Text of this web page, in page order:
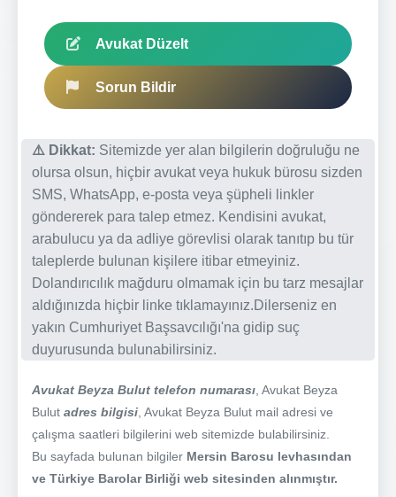
Avukat Düzelt
Sorun Bildir
⚠️ Dikkat: Sitemizde yer alan bilgilerin doğruluğu ne
olursa olsun, hiçbir avukat veya hukuk bürosu sizden
SMS, WhatsApp, e-posta veya şüpheli linkler
göndererek para talep etmez. Kendisini avukat,
arabulucu ya da adliye görevlisi olarak tanıtıp bu tür
taleplerde bulunan kişilere itibar etmeyiniz.
Dolandırıcılık mağduru olmamak için bu tarz mesajlar
aldığınızda hiçbir linke tıklamayınız.Dilerseniz en
yakın Cumhuriyet Başsavcılığı'na gidip suç
duyurusunda bulunabilirsiniz.
Avukat Beyza Bulut telefon numarası , Avukat Beyza
Bulut adres bilgisi , Avukat Beyza Bulut mail adresi ve
çalışma saatleri bilgilerini web sitemizde bulabilirsiniz.
Bu sayfada bulunan bilgiler Mersin Barosu levhasından
ve Türkiye Barolar Birliği web sitesinden alınmıştır.